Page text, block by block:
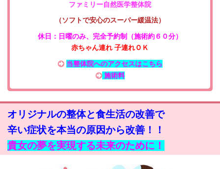
ファミリー自然医学整体院
（ソフトで安心のスーパー緩温法）
休日：日曜のみ、 完全予約制（施術約６０分）
赤ちゃん連れ 子連れＯＫ
当整体院へのアクセスはこちら
施術料
オリジナルの整体と食生活の改善で
辛い症状を本当の原因から改善！！
貴女の夢を実現する未来のために！